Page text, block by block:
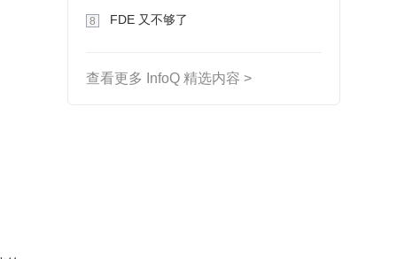
8 FDE 又不够了
查看更多 InfoQ 精选内容 >